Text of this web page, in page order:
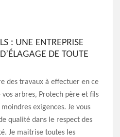
: UNE ENTREPRISE
DE TOUTE
des travaux à effectuer en ce
vos arbres, Protech père et fils
exigences. Je vous
qualité dans le respect des
Je maitrise toutes les